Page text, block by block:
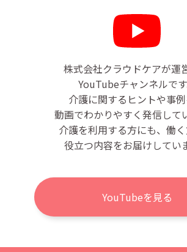
株式会社クラウドケアが運
YouTubeチャンネルです
介護に関するヒントや事例
動画でわかりやすく発信して
介護を利用する方にも、働
役立つ内容をお届けしてい
YouTubeを見る